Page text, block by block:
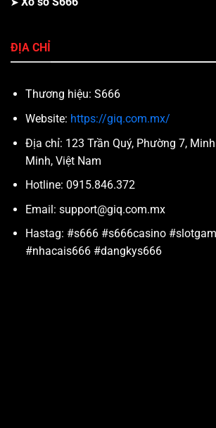
ĐỊA CHỈ
Thương hiệu: S666
Website: https://giq.com.mx/
Địa chỉ: 123 Trần Quý, Phường 7,
Minh, Việt Nam
Hotline: 0915.846.372
Email: support@giq.com.mx
Hastag: #s666 #s666casino
#nhacais666 #dangkys666